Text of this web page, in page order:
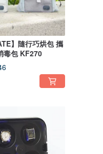
】隨行巧烘包 攜
毒包 KF270